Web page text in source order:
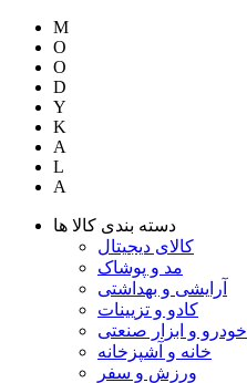
M
O
O
D
Y
K
A
L
A
دسته بندی کالا ها
کالای دیجیتال
مد و پوشاک
آرایشی و بهداشتی
کادو و تزیینات
خودرو و ابزار صنعتی
خانه و آشپزخانه
ورزش و سفر